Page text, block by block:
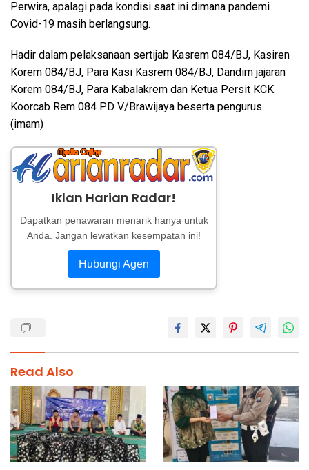
Perwira, apalagi pada kondisi saat ini dimana pandemi
Covid-19 masih berlangsung.
Hadir dalam pelaksanaan sertijab Kasrem 084/BJ, Kasiren
Korem 084/BJ, Para Kasi Kasrem 084/BJ, Dandim jajaran
Korem 084/BJ, Para Kabalakrem dan Ketua Persit KCK
Koorcab Rem 084 PD V/Brawijaya beserta pengurus.
(imam)
Iklan Harian Radar!
Dapatkan penawaran menarik hanya untuk
Anda. Jangan lewatkan kesempatan ini!
Hubungi Agen
Read Also